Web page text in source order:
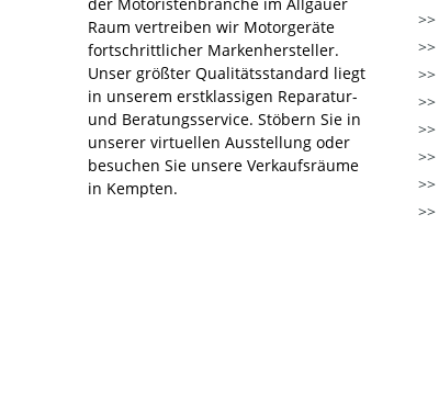
Raum vertreiben wir Motorgeräte
fortschrittlicher Markenhersteller.
Unser größter Qualitätsstandard liegt
in unserem erstklassigen Reparatur-
und Beratungsservice. Stöbern Sie in
unserer virtuellen Ausstellung oder
besuchen Sie unsere Verkaufsräume
in Kempten.